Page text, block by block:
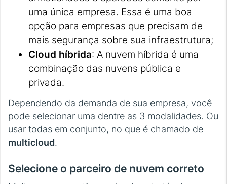
uma única empresa. Essa é uma boa
opção para empresas que precisam de
mais segurança sobre sua infraestrutura;
Cloud híbrida: A nuvem híbrida é uma
combinação das nuvens pública e
privada.
Dependendo da demanda de sua empresa, você
pode selecionar uma dentre as 3 modalidades. Ou
usar todas em conjunto, no que é chamado de
multicloud.
Selecione o parceiro de nuvem correto